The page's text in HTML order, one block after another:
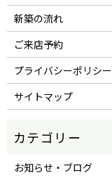
新築の流れ
ご来店予約
プライバシーポリシー
サイトマップ
お知らせ・ブログ